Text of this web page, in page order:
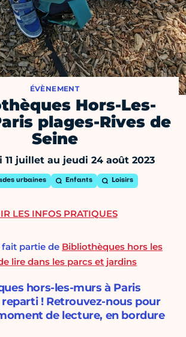
ÉVÈNEMENT
Hors-Les-
plages-Rives de
Seine
11 juillet au jeudi 24 août 2023
urbaines Enfants Loisirs
partie de Bibliothèques hors les
lire dans les parcs et jardins
hors-les-murs à Paris
reparti ! Retrouvez-nous pour
de lecture, en bordure
LES INFOS PRATIQUES